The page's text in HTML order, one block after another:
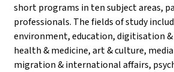
short programs in ten subject areas,
professionals. The fields of study
environment, education, digitisation
health & medicine, art & culture,
migration & international affairs,